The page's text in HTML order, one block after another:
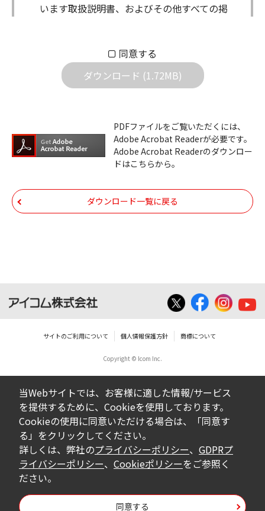
います取扱説明書、およびその他すべての掲
属します。ダウンロードした取扱説明書は、
個人が本来の目的でご使用されることは可能
ですが、権利者の許諾を得ることなく、以下
ダウンロードした取扱説明書は、複製、賃
貸、改変、公衆送信、または公衆送信可能
化することはできません。
いは無償を問わず、第三者に譲渡あるいは
使用させる事ができません。
ダウンロードした取扱説明書等に使用され
の転用は一切出来ません。
ダウンロードした取扱説明書およびその他す
べての掲載物の変更は一切行わないでくださ
い。お客様による内容の変更により、何らか
の欠陥が生じたとしても、弊社では一切の保
証をいたしません。また、内容の変更の結
果、万一お客様に損害が生じたとしても、弊
社及び販売店等は一切の責任を負いません。
掲載の取扱説明書等は、製品発売当時の内容
になっております。内容において、法律、仕
同意する
ダウンロード (1.72MB)
PDFファイルをご覧いただくには、
Adobe Acrobat Readerが必要です。
Adobe Acrobat Readerのダウンロー
ドはこちらから。
ダウンロード一覧に戻る
サイトのご利用について 個人情報保護方針 商標について
Copyright © Icom Inc.
当Webサイトでは、お客様に適した情報/サービス
を提供するために、Cookieを使用しております。
Cookieの使用に同意いただける場合は、「同意す
る」をクリックしてください。
詳しくは、弊社のプライバシーポリシー、 GDPRプ
ライバシーポリシー、 Cookieポリシーをご参照く
ださい。
同意する